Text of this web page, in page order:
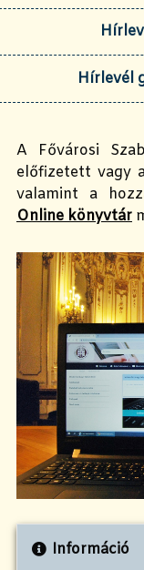
Hírlevél
A Fővárosi
előfizetett vagy
valamint a
Online könyvtár
Információ